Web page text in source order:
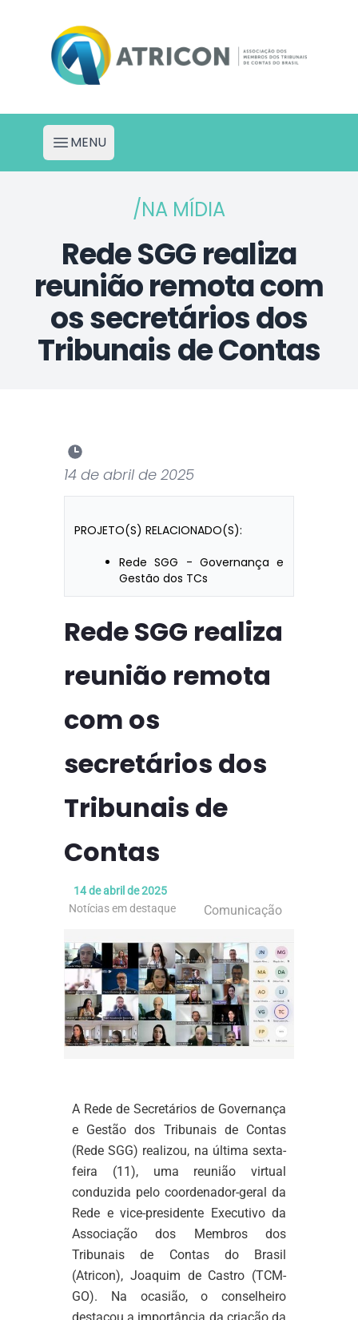
Atricon - Portal de Projetos
Abrir menu
MENU
/NA MÍDIA
Rede SGG realiza
reunião remota com
os secretários dos
Tribunais de Contas
14 de abril de 2025
PROJETO(S) RELACIONADO(S):
Rede SGG - Governança e
Gestão dos TCs
Rede SGG realiza
reunião remota
com os
secretários dos
Tribunais de
Contas
14 de abril de 2025
Notícias em destaque
Comunicação
A Rede de Secretários de Governança
e Gestão dos Tribunais de Contas
(Rede SGG) realizou, na última sexta-
feira (11), uma reunião virtual
conduzida pelo coordenador-geral da
Rede e vice-presidente Executivo da
Associação dos Membros dos
Tribunais de Contas do Brasil
(Atricon), Joaquim de Castro (TCM-
GO). Na ocasião, o conselheiro